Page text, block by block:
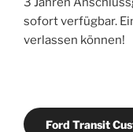
sofort verfügbar.
verlassen können!
Ford Transit